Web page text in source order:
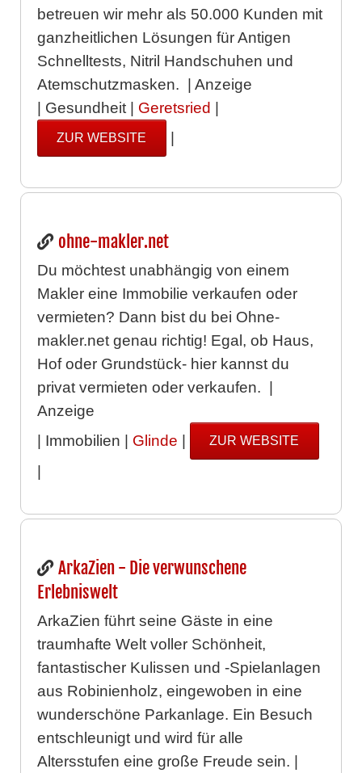
betreuen wir mehr als 50.000 Kunden mit
ganzheitlichen Lösungen für Antigen
Schnelltests, Nitril Handschuhen und
Atemschutzmasken. | Anzeige
| Gesundheit | Geretsried |
ZUR WEBSITE |
ohne-makler.net
Du möchtest unabhängig von einem
Makler eine Immobilie verkaufen oder
vermieten? Dann bist du bei Ohne-
makler.net genau richtig! Egal, ob Haus,
Hof oder Grundstück- hier kannst du
privat vermieten oder verkaufen. |
Anzeige
| Immobilien | Glinde | ZUR WEBSITE
|
ArkaZien - Die verwunschene
Erlebniswelt
ArkaZien führt seine Gäste in eine
traumhafte Welt voller Schönheit,
fantastischer Kulissen und -Spielanlagen
aus Robinienholz, eingewoben in eine
wunderschöne Parkanlage. Ein Besuch
entschleunigt und wird für alle
Altersstufen eine große Freude sein. |